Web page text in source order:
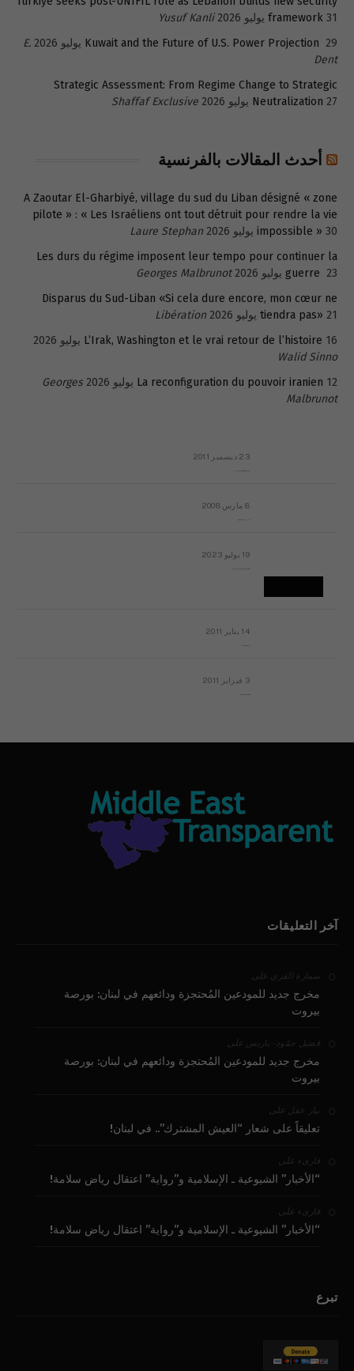
framework 31 يوليو 2026
Yusuf Kanli
Kuwait and the Future of U.S. Power Projection 29 يوليو 2026
E.
Dent
Strategic Assessment: From Regime Change to Strategic
Neutralization 27 يوليو 2026 Shaffaf Exclusive
أحدث المقالات بالفرنسية
A Zaoutar El-Gharbiyé, village du sud du Liban désigné « zone
pilote » : « Les Israéliens ont tout détruit pour rendre la vie
impossible » 30 يوليو 2026
Laure Stephan
Les durs du régime imposent leur tempo pour continuer la
guerre 23 يوليو 2026
Georges Malbrunot
Disparus du Sud-Liban «Si cela dure encore, mon cœur ne
tiendra pas» 21 يوليو 2026
Libération
L’Irak, Washington et le vrai retour de l’histoire 16 يوليو 2026
Walid Sinno
La reconfiguration du pouvoir iranien 12 يوليو 2026
Georges
Malbrunot
23 ديسمبر 2011
8 مارس 2008
19 يوليو 2023
14 يناير 2011
3 فبراير 2011
آخر التعليقات
سمارة القزي على
مخرج جديد للمودعين المُحتجزة ودائعهم في لبنان: بورصة
بيروت
فضيل حمّود - باريس على
مخرج جديد للمودعين المُحتجزة ودائعهم في لبنان: بورصة
بيروت
بيار عقل على
تعليقاً على شعار “العيش المشترك”.. في لبنان!
قارىء على
“الأخبار” الشيوعية ـ الإسلامية و”رواية” اعتقال رياض سلامة!
قارىء على
“الأخبار” الشيوعية ـ الإسلامية و”رواية” اعتقال رياض سلامة!
تبرع